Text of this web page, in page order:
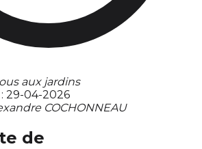
aux jardins
29-04-2026
COCHONNEAU
de